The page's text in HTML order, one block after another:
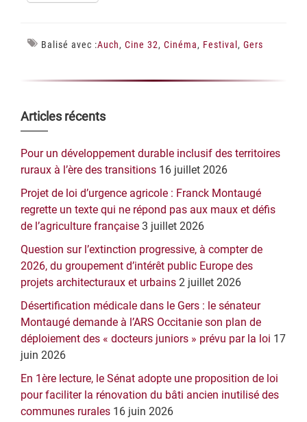
Balisé avec :Auch, Cine 32, Cinéma, Festival , Gers
Barre
latérale
principale
Articles récents
Pour un développement durable inclusif des territoires
ruraux à l’ère des transitions 16 juillet 2026
Projet de loi d’urgence agricole : Franck Montaugé
regrette un texte qui ne répond pas aux maux et défis
de l’agriculture française 3 juillet 2026
Question sur l’extinction progressive, à compter de
2026, du groupement d’intérêt public Europe des
projets architecturaux et urbains 2 juillet 2026
Désertification médicale dans le Gers : le sénateur
Montaugé demande à l’ARS Occitanie son plan de
déploiement des « docteurs juniors » prévu par la loi 17
juin 2026
En 1ère lecture, le Sénat adopte une proposition de loi
pour faciliter la rénovation du bâti ancien inutilisé des
communes rurales 16 juin 2026